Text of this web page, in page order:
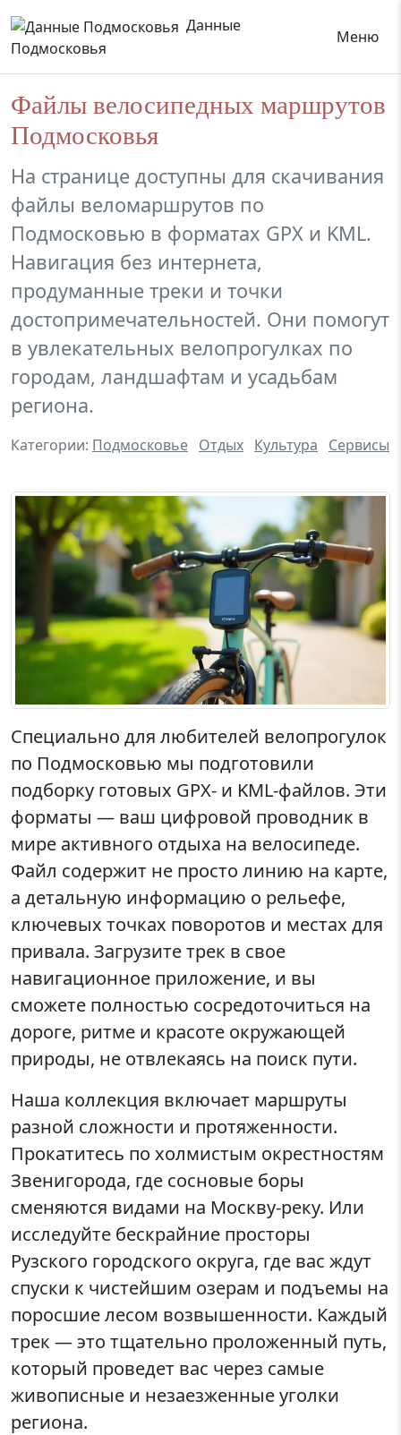
Данные
Подмосковья
Меню
Файлы велосипедных маршрутов
Подмосковья
На странице доступны для скачивания
файлы веломаршрутов по
Подмосковью в форматах GPX и KML.
Навигация без интернета,
продуманные треки и точки
достопримечательностей. Они помогут
в увлекательных велопрогулках по
городам, ландшафтам и усадьбам
региона.
Категории: Подмосковье Отдых Культура Сервисы
Специально для любителей велопрогулок
по Подмосковью мы подготовили
подборку готовых GPX- и KML-файлов. Эти
форматы — ваш цифровой проводник в
мире активного отдыха на велосипеде.
Файл содержит не просто линию на карте,
а детальную информацию о рельефе,
ключевых точках поворотов и местах для
привала. Загрузите трек в свое
навигационное приложение, и вы
сможете полностью сосредоточиться на
дороге, ритме и красоте окружающей
природы, не отвлекаясь на поиск пути.
Наша коллекция включает маршруты
разной сложности и протяженности.
Прокатитесь по холмистым окрестностям
Звенигорода, где сосновые боры
сменяются видами на Москву-реку. Или
исследуйте бескрайние просторы
Рузского городского округа, где вас ждут
спуски к чистейшим озерам и подъемы на
поросшие лесом возвышенности. Каждый
трек — это тщательно проложенный путь,
который проведет вас через самые
живописные и незаезженные уголки
региона.